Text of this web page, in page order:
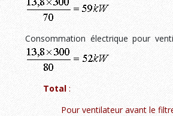
Consommation électrique pour
Total :
Pour ventilateur avant le